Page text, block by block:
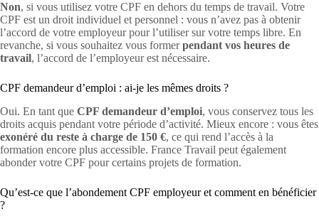
Non, si vous utilisez votre CPF en dehors du temps de travail. Votre
CPF est un droit individuel et personnel : vous n’avez pas à obtenir
l’accord de votre employeur pour l’utiliser sur votre temps libre. En
revanche, si vous souhaitez vous formerpendant vos heures de
travail, l’accord de l’employeur est nécessaire.
CPF demandeur d’emploi : ai-je les mêmes droits ?
Oui. En tant que CPF demandeur d’emploi, vous conservez tous les
droits acquis pendant votre période d’activité. Mieux encore : vous êtes
exonéré du reste à charge de 150 €, ce qui rend l’accès à la
formation encore plus accessible. France Travail peut également
abonder votre CPF pour certains projets de formation.
Qu’est-ce que l’abondement CPF employeur et comment en bénéficier
?